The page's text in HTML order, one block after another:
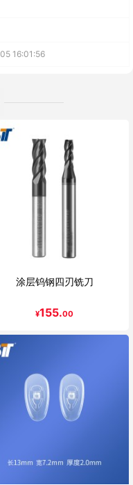
16:01:56
涂层钨钢四刃铣刀
¥155.00